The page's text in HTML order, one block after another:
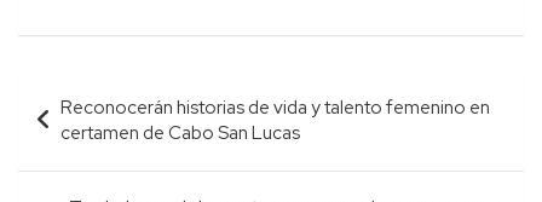
Navegación
de
entradas
Reconocerán historias de vida y talento femenino en
certamen de Cabo San Lucas